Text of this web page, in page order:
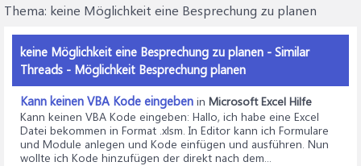
Thema: keine Möglichkeit eine Besprechung zu planen
keine Möglichkeit eine Besprechung zu planen - Similar
Threads - Möglichkeit Besprechung planen
Kann keinen VBA Kode eingeben in Microsoft Excel Hilfe
Kann keinen VBA Kode eingeben: Hallo, ich habe eine Excel
Datei bekommen in Format .xlsm. In Editor kann ich Formulare
und Module anlegen und Kode einfügen und ausführen. Nun
wollte ich Kode hinzufügen der direkt nach dem...